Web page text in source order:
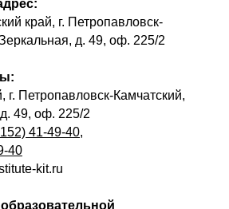
край, г. Петропавловск-
д. 49, оф. 225/2
г. Петропавловск-Камчатский,
49, оф. 225/2
41-49-40,
40
kit.ru